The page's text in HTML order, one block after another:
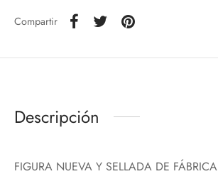
Compartir
Descripción
FIGURA NUEVA Y SELLADA DE FÁBRICA